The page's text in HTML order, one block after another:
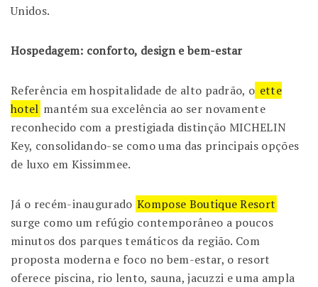
Unidos.
Hospedagem: conforto, design e bem-estar
Referência em hospitalidade de alto padrão, o ette
hotel mantém sua excelência ao ser novamente
reconhecido com a prestigiada distinção MICHELIN
Key, consolidando-se como uma das principais opções
de luxo em Kissimmee.
Já o recém-inaugurado Kompose Boutique Resort
surge como um refúgio contemporâneo a poucos
minutos dos parques temáticos da região. Com
proposta moderna e foco no bem-estar, o resort
oferece piscina, rio lento, sauna, jacuzzi e uma ampla